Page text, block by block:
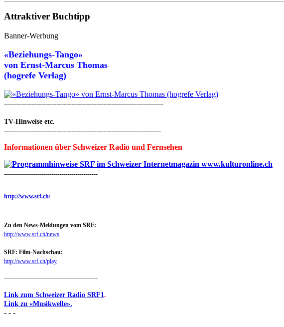
Attraktiver Buchtipp
Banner-Werbung
«Beziehungs-Tango»
von Ernst-Marcus Thomas
(hogrefe Verlag)
----------------------------------------------------------------
TV-Hinweise etc.
---------------------------------------------------------------
Informationen über Schweizer Radio und Fernsehen
-----------------------------------------------
http://www.srf.ch/
Zu den News-Meldungen vom SRF:
http://www.srf.ch/news
SRF: Film-Nachschau:
http://www.srf.ch/play
-----------------------------------------------
Link zum Schweizer Radio SRF1 .
Link zu «Musikwelle».
- - -